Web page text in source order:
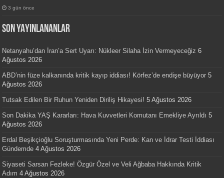
3 gün önce
SON YAYINLANANLAR
Netanyahu’dan İran’a Sert Uyarı: Nükleer Silaha İzin Vermeyeceğiz 6
Ağustos 2026
ABD’nin füze kalkanında kritik kayıp iddiası! Körfez’de endişe büyüyor 5
Ağustos 2026
Tutsak Edilen Bir Ruhun Yeniden Diriliş Hikayesi! 5 Ağustos 2026
Son Dakika YAŞ Kararları: Hava Kuvvetleri Komutanı Emekliye Ayrıldı 5
Ağustos 2026
Erdal Beşikçioğlu Soruşturmasında Yeni Perde: Kan ve İdrar Testi İddiası
Gündemde 4 Ağustos 2026
Siyaseti Sarsan Fezleke! Özgür Özel ve Veli Ağbaba Hakkında Kritik
Adım 4 Ağustos 2026